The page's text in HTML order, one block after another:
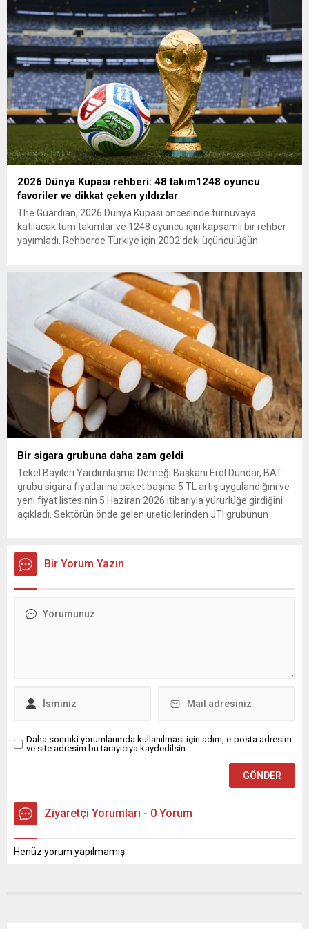
olun. Türkiye’yi...
2026 Dünya Kupası rehberi: 48 takım1248 oyuncu
favoriler ve dikkat çeken yıldızlar
The Guardian, 2026 Dünya Kupası öncesinde turnuvaya
katılacak tüm takımlar ve 1248 oyuncu için kapsamlı bir rehber
yayımladı. Rehberde Türkiye için 2002’deki üçüncülüğün
yaratmaya hazır” olarak değerlendirildi. A Milli Takım’ın yıldızı
Arda Güler gösterildi. The...
Bir sigara grubuna daha zam geldi
Tekel Bayileri Yardımlaşma Derneği Başkanı Erol Dündar, BAT
grubu sigara fiyatlarına paket başına 5 TL artış uygulandığını ve
yeni fiyat listesinin 5 Haziran 2026 itibarıyla yürürlüğe girdiğini
açıkladı. Sektörün önde gelen üreticilerinden JTI grubunun
Yardımlaşma...
Bir Yorum Yazın
Daha sonraki yorumlarımda kullanılması için adım, e-posta adresim
ve site adresim bu tarayıcıya kaydedilsin.
Ziyaretçi Yorumları - 0 Yorum
Henüz yorum yapılmamış.